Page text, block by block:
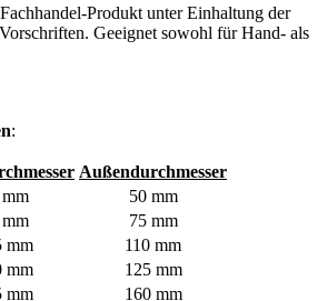
Produkt unter Einhaltung der
Geeignet sowohl für Hand- als
:
Außendurchmesser
50 mm
75 mm
mm
110 mm
mm
125 mm
mm
160 mm